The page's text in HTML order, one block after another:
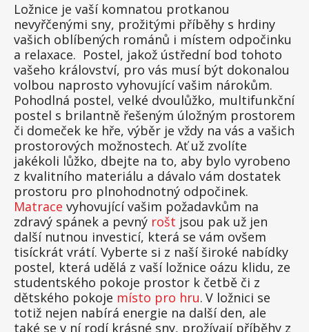
Ložnice je vaší komnatou protkanou
nevyřčenými sny, prožitými příběhy s hrdiny
vašich oblíbených románů i místem odpočinku
a relaxace. Postel, jakož ústřední bod tohoto
vašeho království, pro vás musí být dokonalou
volbou naprosto vyhovující vašim nárokům.
Pohodlná postel, velké dvoulůžko, multifunkční
postel s brilantně řešeným úložným prostorem
či domeček ke hře, výběr je vždy na vás a vašich
prostorových možnostech. Ať už zvolíte
jakékoli lůžko, dbejte na to, aby bylo vyrobeno
z kvalitního materiálu a dávalo vám dostatek
prostoru pro plnohodnotný odpočinek.
Matrace vyhovující vašim požadavkům na
zdravý spánek a pevný rošt jsou pak už jen
další nutnou investicí, která se vám ovšem
tisíckrát vrátí. Vyberte si z naší široké nabídky
postel, která udělá z vaší ložnice oázu klidu, ze
studentského pokoje prostor k četbě či z
dětského pokoje místo pro hru. V ložnici se
totiž nejen nabírá energie na další den, ale
také se v ní rodí krásné sny, prožívají příběhy z